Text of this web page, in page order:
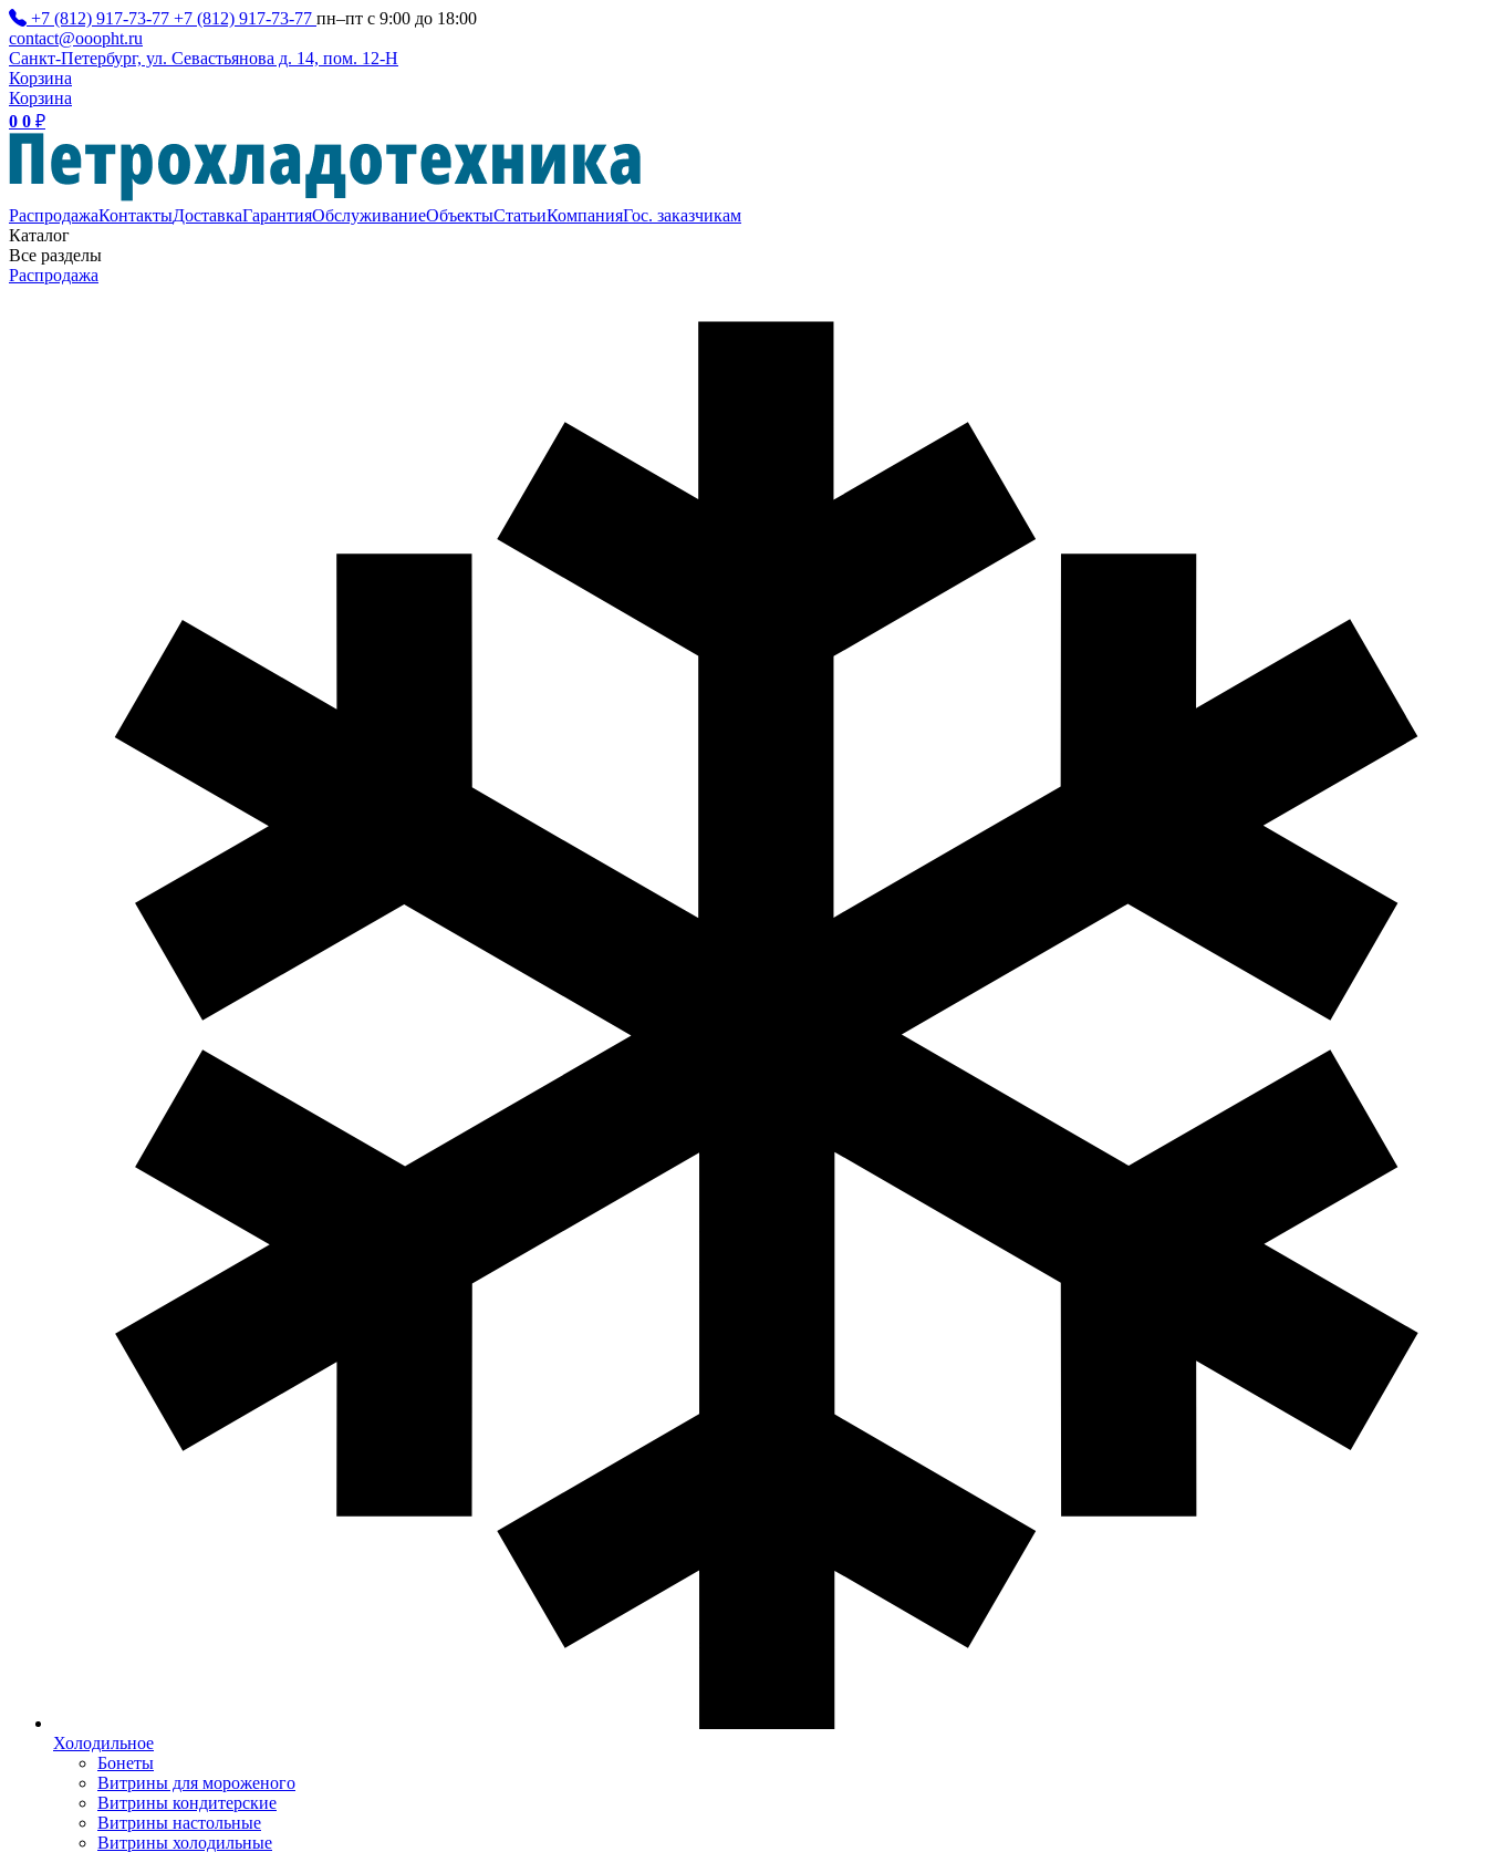
+7 (812) 917-73-77 +7 (812) 917-73-77 пн–пт с 9:00 до 18:00
contact@ooopht.ru
Санкт-Петербург, ул. Севастьянова д. 14, пом. 12-Н
Корзина
Корзина
0 0 ₽
РаспродажаКонтактыДоставкаГарантияОбслуживаниеОбъектыСтатьиКомпанияГос. заказчикам
Каталог
Все разделы
Распродажа
Холодильное
Бонеты
Витрины для мороженого
Витрины кондитерские
Витрины настольные
Витрины холодильные